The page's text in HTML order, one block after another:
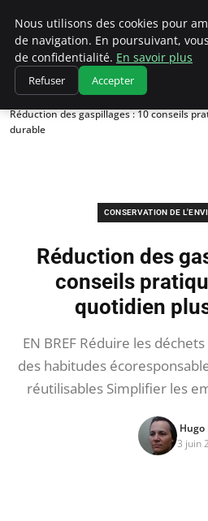
Climatedebtagents
Accueil
Conservation de l'environnement
Réduction des gaspillages : 10 conseils
durable
CONSERVATION DE
Réduction des
conseils
quotidien
EN BREF Réduire les
des habitudes
réutilisables Simplifier les
Hugo
3 juin
Nous utilisons des cookies pour
de navigation. En poursuivant,
de confidentialité. En savoir plus
Refuser Accepter